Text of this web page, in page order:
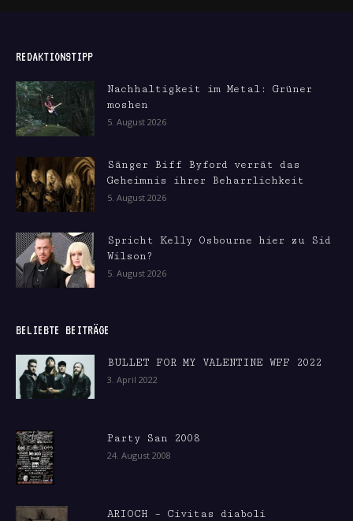
REDAKTIONSTIPP
Nachhaltigkeit im Metal: Grüner
moshen
5. August 2026
Sänger Biff Byford verrät das
Geheimnis ihrer Beharrlichkeit
5. August 2026
Spricht Kelly Osbourne hier zu Sid
Wilson?
5. August 2026
BELIEBTE BEITRÄGE
BULLET FOR MY VALENTINE WFF 2022
3. April 2022
Party San 2008
24. August 2008
ARIOCH – Civitas diaboli